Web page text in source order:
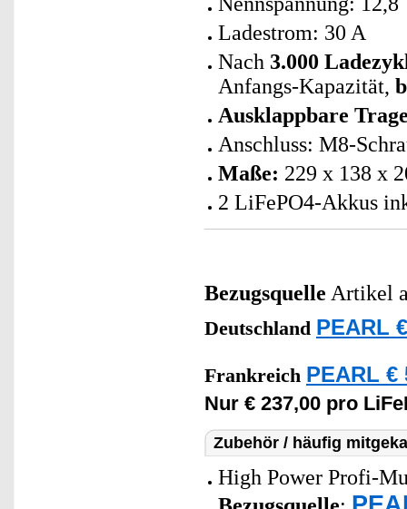
Ladestrom: 30 A
Nach 3.000
Anfangs-Kapazität,
Ausklappbare
Anschluss: M8-
Maße: 229 x 138 x
2 LiFePO4-Akkus
Bezugsquelle Artikel
Deutschland PEARL
Frankreich PEARL €
Nur € 237,00 pro
Zubehör / häufig
High Power Profi-